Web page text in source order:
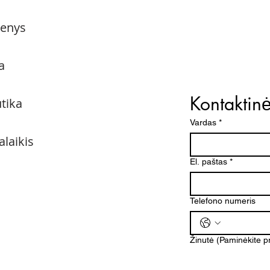
Vardas *
El. paštas *
Telefono numeris
Žinutė (Paminėkite